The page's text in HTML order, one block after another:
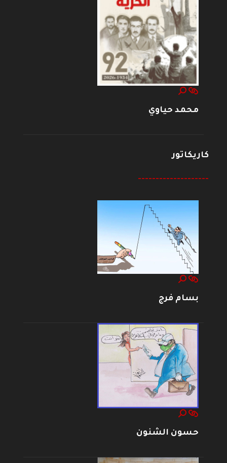
محمد حياوي
كاريكاتور
--------------------
بسام فرج
حسون الشنون